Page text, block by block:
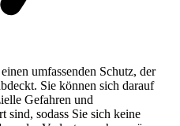
umfassenden Schutz, der
Sie können sich darauf
Gefahren und
sind, sodass Sie sich keine